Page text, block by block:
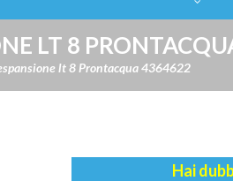
LT 8
lt 8 Prontacqua 4364622
Hai